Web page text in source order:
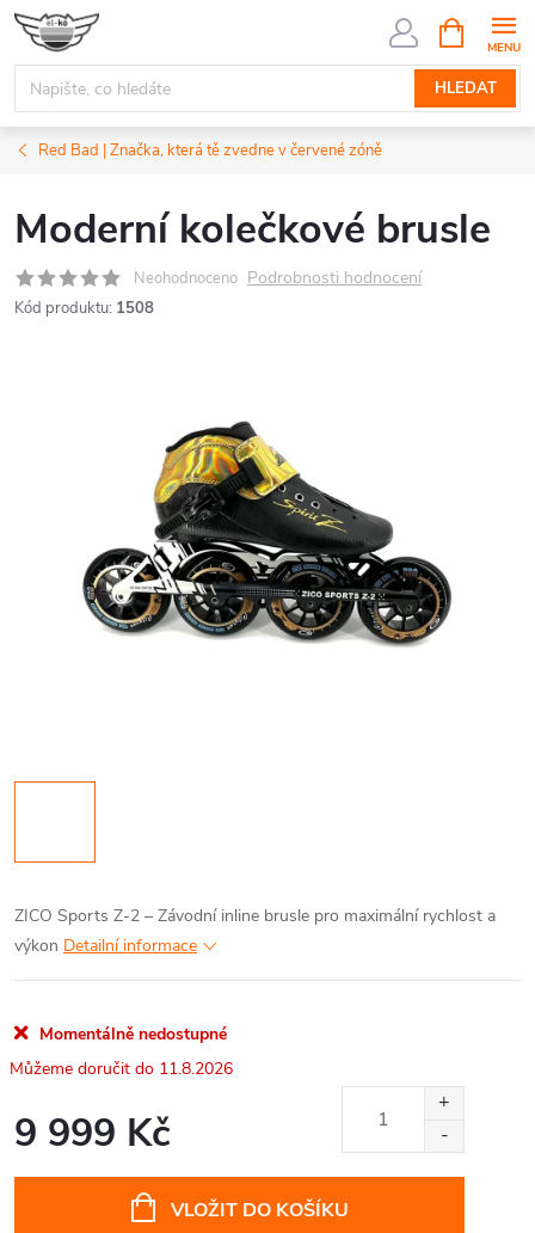
Přejít
obsah
HLEDAT
NÁKUPNÍ
KOŠÍK
Red Bad | Značka, která tě zvedne v červené zóně
Moderní kolečkové brusle
Neohodnoceno Podrobnosti hodnocení
Kód produktu: 1508
ZICO Sports Z-2 – Závodní inline brusle pro maximální rychlost a
výkon Detailní informace
Momentálně nedostupné
11.8.2026
9 999 Kč
VLOŽIT DO KOŠÍKU